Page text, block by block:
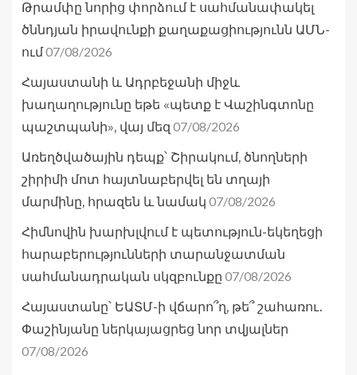
Թրամփը նորից փորձում է սահմանափակել
ծննդյան իրավունքի քաղաքացիությունն ԱՄՆ-
ում07/08/2026
Հայաստանի և Ադրբեջանի միջև
խաղաղությունը եթե «պետք է Վաշինգտոնը
պաշտպանի», վայ մեզ 07/08/2026
Առեղծվածային դեպք՝ Շիրակում, ծնողների
շիրիմի մոտ հայտնաբերվել են տղայի
մարմինը, հրազեն և նամակ 07/08/2026
Հիմնովին խարխլվում է պետություն-եկեղեցի
հարաբերությունների տարանջատման
սահմանադրական սկզբունքը 07/08/2026
Հայաստանը՝ ԵԱՏՄ-ի վճարո՞ղ, թե՞ շահառու․
Փաշինյանը ներկայացրեց նոր տվյալներ
07/08/2026